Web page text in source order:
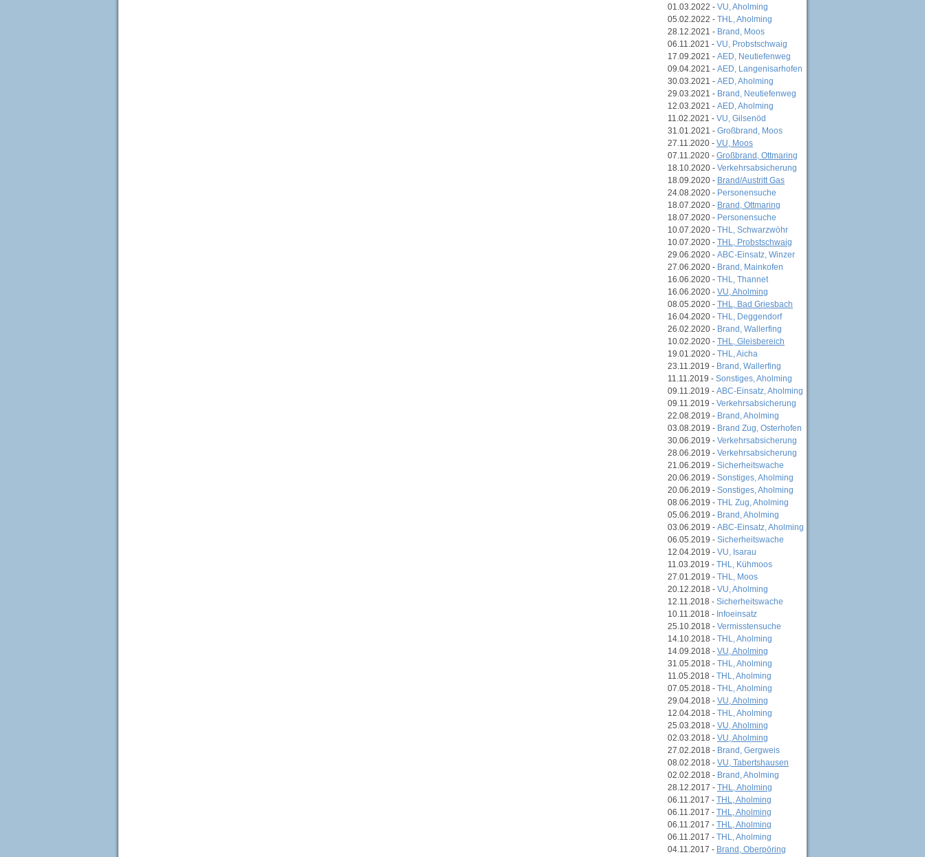
01.03.2022 - VU, Aholming
05.02.2022 - THL, Aholming
28.12.2021 - Brand, Moos
06.11.2021 - VU, Probstschwaig
17.09.2021 - AED, Neutiefenweg
09.04.2021 - AED, Langenisarhofen
30.03.2021 - AED, Aholming
29.03.2021 - Brand, Neutiefenweg
12.03.2021 - AED, Aholming
11.02.2021 - VU, Gilsenöd
31.01.2021 - Großbrand, Moos
27.11.2020 - VU, Moos
07.11.2020 - Großbrand, Ottmaring
18.10.2020 - Verkehrsabsicherung
18.09.2020 - Brand/Austritt Gas
24.08.2020 - Personensuche
18.07.2020 - Brand, Ottmaring
18.07.2020 - Personensuche
10.07.2020 - THL, Schwarzwöhr
10.07.2020 - THL, Probstschwaig
29.06.2020 - ABC-Einsatz, Winzer
27.06.2020 - Brand, Mainkofen
16.06.2020 - THL, Thannet
16.06.2020 - VU, Aholming
08.05.2020 - THL, Bad Griesbach
16.04.2020 - THL, Deggendorf
26.02.2020 - Brand, Wallerfing
10.02.2020 - THL, Gleisbereich
19.01.2020 - THL, Aicha
23.11.2019 - Brand, Wallerfing
11.11.2019 - Sonstiges, Aholming
09.11.2019 - ABC-Einsatz, Aholming
09.11.2019 - Verkehrsabsicherung
22.08.2019 - Brand, Aholming
03.08.2019 - Brand Zug, Osterhofen
30.06.2019 - Verkehrsabsicherung
28.06.2019 - Verkehrsabsicherung
21.06.2019 - Sicherheitswache
20.06.2019 - Sonstiges, Aholming
20.06.2019 - Sonstiges, Aholming
08.06.2019 - THL Zug, Aholming
05.06.2019 - Brand, Aholming
03.06.2019 - ABC-Einsatz, Aholming
06.05.2019 - Sicherheitswache
12.04.2019 - VU, Isarau
11.03.2019 - THL, Kühmoos
27.01.2019 - THL, Moos
20.12.2018 - VU, Aholming
12.11.2018 - Sicherheitswache
10.11.2018 - Infoeinsatz
25.10.2018 - Vermisstensuche
14.10.2018 - THL, Aholming
14.09.2018 - VU, Aholming
31.05.2018 - THL, Aholming
11.05.2018 - THL, Aholming
07.05.2018 - THL, Aholming
29.04.2018 - VU, Aholming
12.04.2018 - THL, Aholming
25.03.2018 - VU, Aholming
02.03.2018 - VU, Aholming
27.02.2018 - Brand, Gergweis
08.02.2018 - VU, Tabertshausen
02.02.2018 - Brand, Aholming
28.12.2017 - THL, Aholming
06.11.2017 - THL, Aholming
06.11.2017 - THL, Aholming
06.11.2017 - THL, Aholming
06.11.2017 - THL, Aholming
04.11.2017 - Brand, Oberpöring